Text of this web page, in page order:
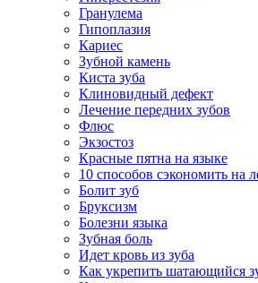
Гранулема
Гипоплазия
Кариес
Зубной камень
Киста зуба
Клиновидный дефект
Лечение передних зубов
Флюс
Экзостоз
Красные пятна на языке
10 способов сэкономить на
Болит зуб
Бруксизм
Болезни языка
Зубная боль
Идет кровь из зуба
Как укрепить шатающийся